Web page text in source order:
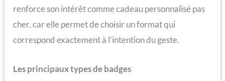
renforce son intérêt comme cadeau personnalisé pas
cher, car elle permet de choisir un format qui
correspond exactement à l’intention du geste.
Les principaux types de badges